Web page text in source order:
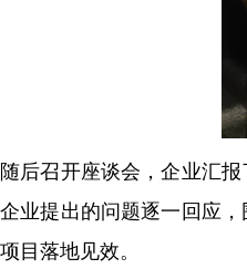
随后召开座谈会，企业汇
企业提出的问题逐一回应
项目落地见效。